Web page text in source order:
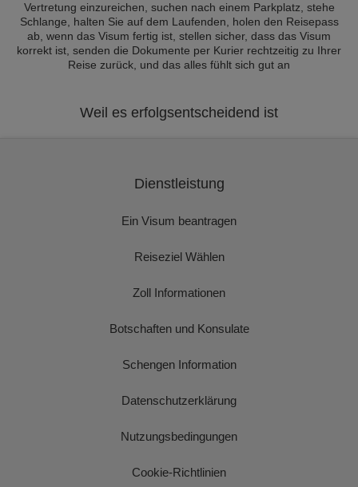
Vertretung einzureichen, suchen nach einem Parkplatz, stehe
Schlange, halten Sie auf dem Laufenden, holen den Reisepass
ab, wenn das Visum fertig ist, stellen sicher, dass das Visum
korrekt ist, senden die Dokumente per Kurier rechtzeitig zu Ihrer
Reise zurück, und das alles fühlt sich gut an
Weil es erfolgsentscheidend ist
Dienstleistung
Ein Visum beantragen
Reiseziel Wählen
Zoll Informationen
Botschaften und Konsulate
Schengen Information
Datenschutzerklärung
Nutzungsbedingungen
Cookie-Richtlinien